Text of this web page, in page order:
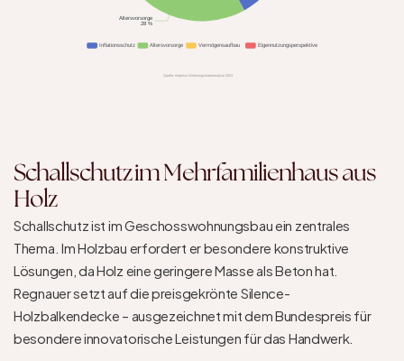
Quelle: empirica Wohnungsmarktanalyse 2023
Altersvorsorge
28 %
Inflationsschutz Altersvorsorge Vermögensaufbau Eigennutzungsperspektive
Schallschutz im Mehrfamilienhaus aus
Holz
Schallschutz ist im Geschosswohnungsbau ein zentrales
Thema. Im Holzbau erfordert er besondere konstruktive
Lösungen, da Holz eine geringere Masse als Beton hat.
Regnauer setzt auf die preisgekrönte Silence-
Holzbalkendecke – ausgezeichnet mit dem Bundespreis für
besondere innovatorische Leistungen für das Handwerk.